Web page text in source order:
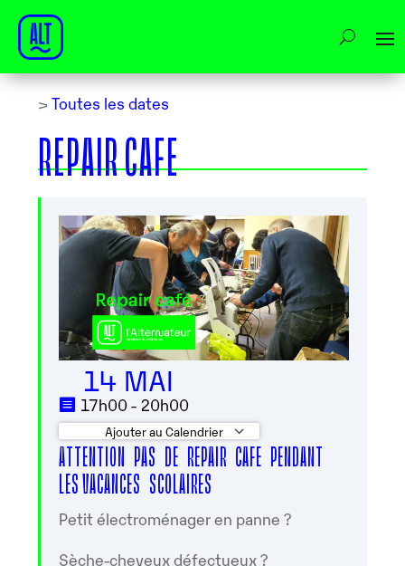
> Toutes les dates
REPAIR CAFE
14 MAI
17h00 - 20h00
Ajouter au Calendrier
Télécharger ICS Calendrier Google
ATTENTION PAS DE REPAIR CAFE PENDANT
LES VACANCES SCOLAIRES
Petit électroménager en panne ?
Sèche-cheveux défectueux ?